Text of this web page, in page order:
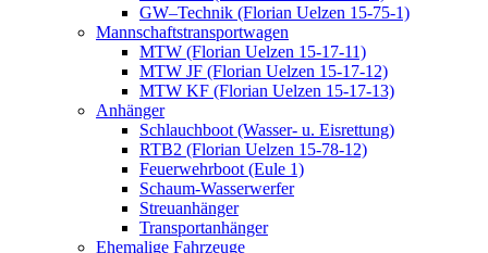
GW–Technik (Florian Uelzen 15-75-1)
Mannschaftstransportwagen
MTW (Florian Uelzen 15-17-11)
MTW JF (Florian Uelzen 15-17-12)
MTW KF (Florian Uelzen 15-17-13)
Anhänger
Schlauchboot (Wasser- u. Eisrettung)
RTB2 (Florian Uelzen 15-78-12)
Feuerwehrboot (Eule 1)
Schaum-Wasserwerfer
Streuanhänger
Transportanhänger
Ehemalige Fahrzeuge